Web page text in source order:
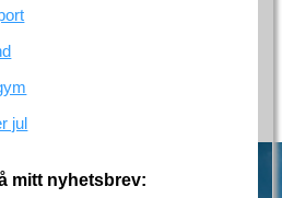
jul
mitt nyhetsbrev: